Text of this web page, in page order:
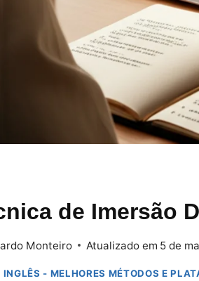
de Imersão
Monteiro Atualizado em 5 de
INGLÊS - MELHORES MÉTODOS E